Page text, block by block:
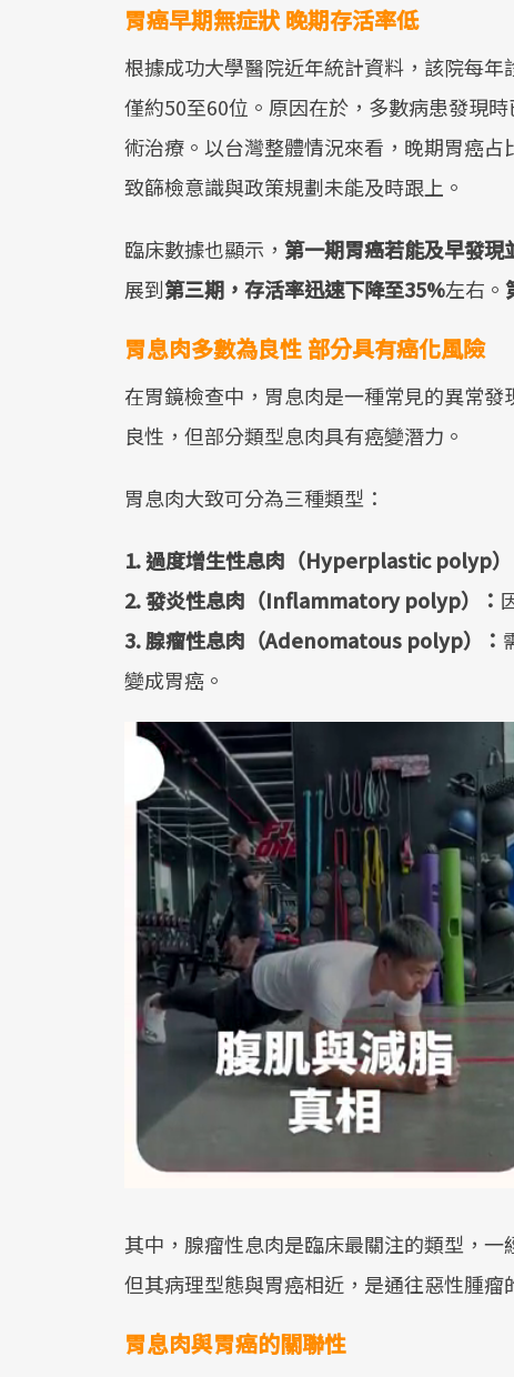
胃癌早期無症狀 晚期存活率低
根據成功大學醫院近年統計資料，該院每
僅約50至60位。原因在於，多數病患發現
術治療。以台灣整體情況來看，晚期胃癌
致篩檢意識與政策規劃未能及時跟上。
臨床數據也顯示， 第一期胃癌若能及早發
展到第三期，存活率迅速下降至35%左右。
胃息肉多數為良性 部分具有癌化風險
在胃鏡檢查中，胃息肉是一種常見的異常
良性，但部分類型息肉具有癌變潛力。
胃息肉大致可分為三種類型：
1. 過度增生性息肉（Hyperplastic polyp）
2. 發炎性息肉（Inflammatory polyp）：
3. 腺瘤性息肉（Adenomatous polyp）：
變成胃癌。
其中，腺瘤性息肉是臨床最關注的類型，
但其病理型態與胃癌相近，是通往惡性腫瘤
胃息肉與胃癌的關聯性